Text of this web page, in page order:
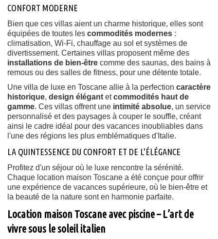
CONFORT MODERNE
Bien que ces villas aient un charme historique, elles sont
équipées de toutes les commodités modernes :
climatisation, Wi-Fi, chauffage au sol et systèmes de
divertissement. Certaines villas proposent même des
installations de bien-être comme des saunas, des bains à
remous ou des salles de fitness, pour une détente totale.
Une villa de luxe en Toscane allie à la perfection caractère
historique, design élégant etcommodités haut de
gamme. Ces villas offrent une intimité absolue, un service
personnalisé et des paysages à couper le souffle, créant
ainsi le cadre idéal pour des vacances inoubliables dans
l'une des régions les plus emblématiques d'Italie.
LA QUINTESSENCE DU CONFORT ET DE L'ÉLÉGANCE
Profitez d'un séjour où le luxe rencontre la sérénité.
Chaque location maison Toscane a été conçue pour offrir
une expérience de vacances supérieure, où le bien-être et
la beauté de la nature sont en harmonie parfaite.
Location maison Toscane avec piscine – L’art de
vivre sous le soleil italien